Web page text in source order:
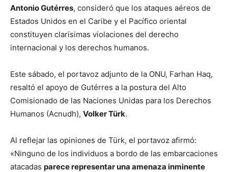
Antonio Gutérres, consideró que los ataques aéreos de
Estados Unidos en el Caribe y el Pacífico oriental
constituyen clarísimas violaciones del derecho
internacional y los derechos humanos.
Este sábado, el portavoz adjunto de la ONU, Farhan Haq,
resaltó el apoyo de Gutérres a la postura del Alto
Comisionado de las Naciones Unidas para los Derechos
Humanos (Acnudh), Volker Türk.
Al reflejar las opiniones de Türk, el portavoz afirmó:
«Ninguno de los individuos a bordo de las embarcaciones
atacadas parece representar una amenaza inminente